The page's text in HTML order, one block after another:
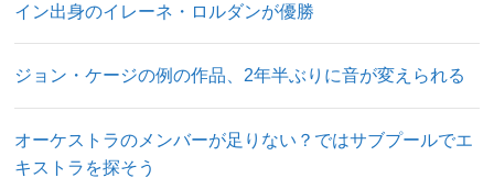
イン出身のイレーネ・ロルダンが優勝
ジョン・ケージの例の作品、2年半ぶりに音が変えられる
オーケストラのメンバーが足りない？ではサブプールでエ
キストラを探そう